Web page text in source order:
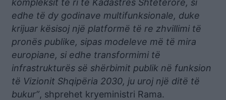
kompleksit të ri të Kadastrës Shtetërore, si
edhe të dy godinave multifunksionale, duke
krijuar kësisoj një platformë të re zhvillimi të
pronës publike, sipas modeleve më të mira
europiane, si edhe transformimi të
infrastrukturës së shërbimit publik në funksion
të Vizionit Shqipëria 2030, ju uroj një ditë të
bukur”, shprehet kryeministri Rama.